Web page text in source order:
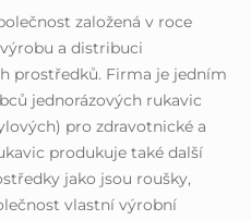
založená v roce
a distribuci
prostředků. Firma je jedním
jednorázových rukavic
pro zdravotnické a
produkuje také další
jako jsou roušky,
vlastní výrobní